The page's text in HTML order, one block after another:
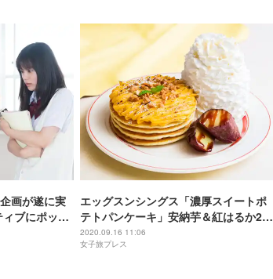
画が遂に実
ブにポップ
ターテイメ
エッグスンシングス「濃厚スイートポ
テトパンケーキ」安納芋＆紅はるか2種
を使用
2020.09.16 11:06
女子旅プレス